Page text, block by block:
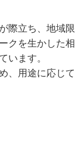
際立ち、地域限
クを生かした相
います。
、用途に応じて